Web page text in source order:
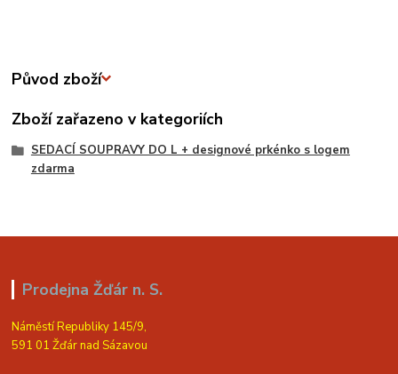
Původ zboží
Zboží zařazeno v kategoriích
SEDACÍ SOUPRAVY DO L + designové prkénko s logem
zdarma
Prodejna Žďár n. S.
Náměstí Republiky 145/9,
591 01 Žďár nad Sázavou